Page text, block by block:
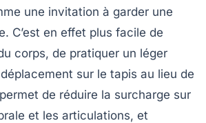
une invitation à garder une
C’est en effet plus facile de
corps, de pratiquer un léger
sur le tapis au lieu de
de réduire la surcharge sur
et les articulations, et